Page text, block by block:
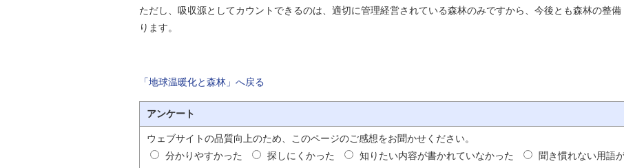
ただし、吸収源としてカウントできるのは、適切に管理経営されている森林のみですから、今後とも森林の整
ります。
「地球温暖化と森林」へ戻る
アンケート
ウェブサイトの品質向上のため、このページのご感想をお聞かせください。
分かりやすかった
探しにくかった 知りたい内容が書かれていなかった
聞き慣れない用語